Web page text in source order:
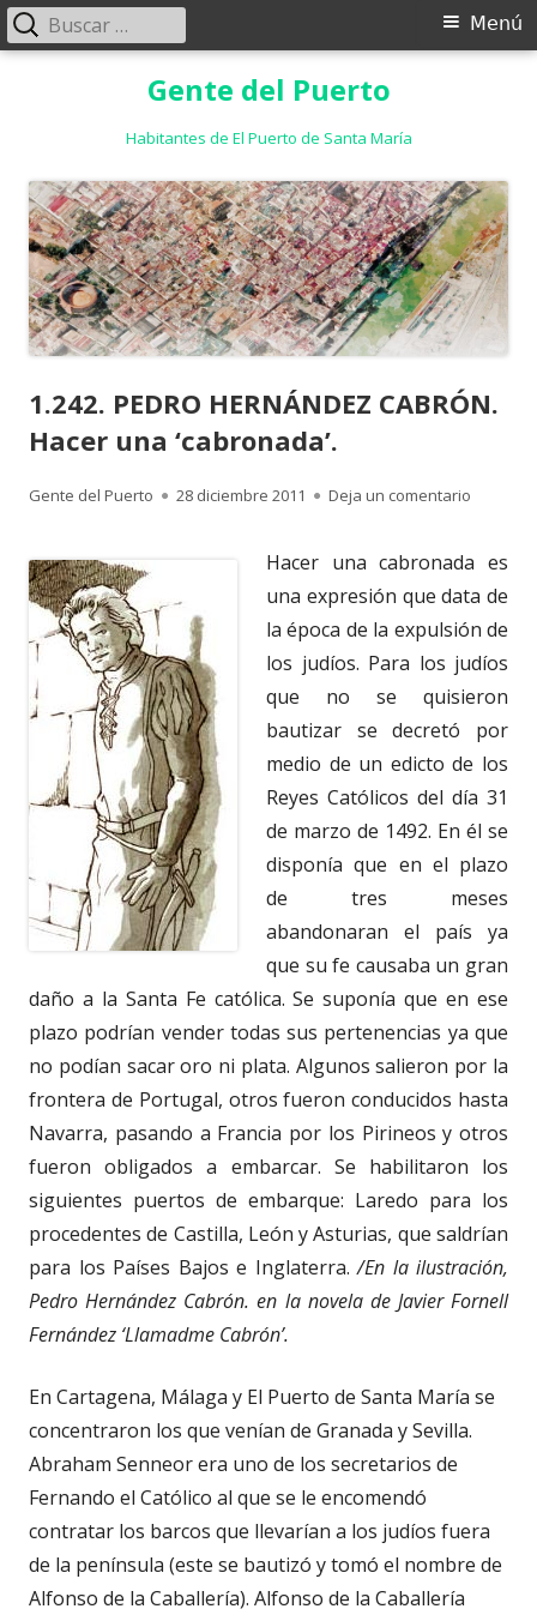
Gente del Puerto
Habitantes de El Puerto de Santa María
Menú
Menú
Buscar:
1.242. PEDRO HERNÁNDEZ CABRÓN.
Hacer una ‘cabronada’.
Autor
Gente del Puerto
Publicado
28 diciembre 2011 Deja un comentario
Hacer una cabronada es
una expresión que data de
la época de la expulsión de
los judíos. Para los judíos
que no se quisieron
bautizar se decretó por
medio de un edicto de los
Reyes Católicos del día 31
de marzo de 1492. En él se
disponía que en el plazo
de tres meses
abandonaran el país ya
que su fe causaba un gran
daño a la Santa Fe católica. Se suponía que en ese
plazo podrían vender todas sus pertenencias ya que
no podían sacar oro ni plata. Algunos salieron por la
frontera de Portugal, otros fueron conducidos hasta
Navarra, pasando a Francia por los Pirineos y otros
fueron obligados a embarcar. Se habilitaron los
siguientes puertos de embarque: Laredo para los
procedentes de Castilla, León y Asturias, que saldrían
para los Países Bajos e Inglaterra./En la ilustración,
Pedro Hernández Cabrón. en la novela de Javier Fornell
Fernández ‘Llamadme Cabrón’.
En Cartagena, Málaga y El Puerto de Santa María se
concentraron los que venían de Granada y Sevilla.
Abraham Senneor era uno de los secretarios de
Fernando el Católico al que se le encomendó
contratar los barcos que llevarían a los judíos fuera
de la península (este se bautizó y tomó el nombre de
Alfonso de la Caballería). Alfonso de la Caballería